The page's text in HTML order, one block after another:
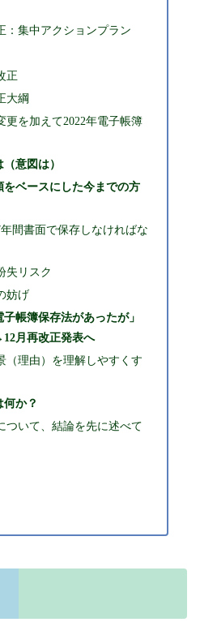
集中アクションプラン
正
大綱
更を加えて2022年電子帳簿
意図は）
をベースにした今までの方
間書面で保存しなければな
失リスク
妨げ
帳簿保存法があったが」
月再改正発表へ
（理由）を理解しやすくす
何か？
ついて、結論を先に述べて